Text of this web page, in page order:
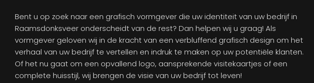
Bent u op zoek naar een grafisch vormgever die uw identiteit van uw bedrijf in
Raamsdonksveer onderscheidt van de rest? Dan helpen wij u graag! Als
vormgever geloven wij in de kracht van een verbluffend grafisch design om het
verhaal van uw bedrijf te vertellen en indruk te maken op uw potentiële klanten.
Of het nu gaat om een opvallend logo, aansprekende visitekaartjes of een
complete huisstijl, wij brengen de visie van uw bedrijf tot leven!